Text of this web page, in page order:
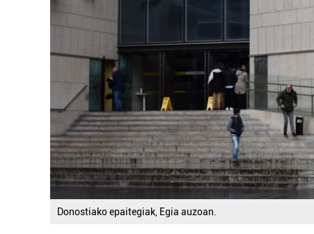
Donostiako epaitegiak, Egia auzoan.